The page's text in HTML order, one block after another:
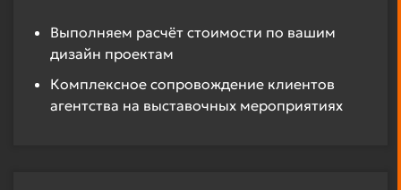
Выполняем расчёт стоимости по вашим
дизайн проектам
Комплексное сопровождение клиентов
агентства на выставочных мероприятиях